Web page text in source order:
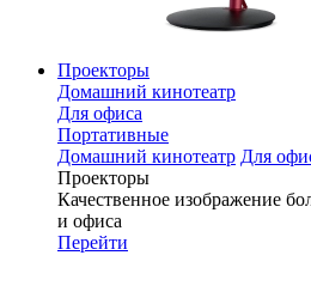
Проекторы
Домашний кинотеатр
Для офиса
Портативные
Домашний кинотеатр Для
Проекторы
Качественное изображение
и офиса
Перейти